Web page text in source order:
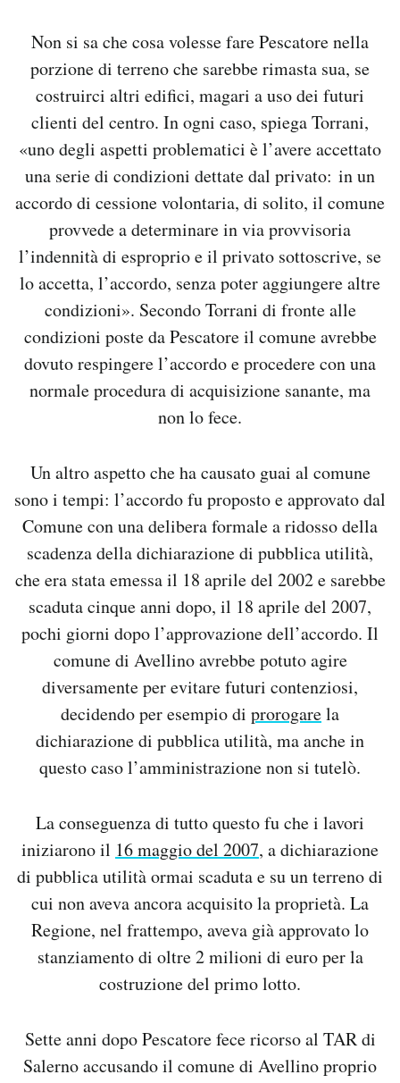
Non si sa che cosa volesse fare Pescatore nella
porzione di terreno che sarebbe rimasta sua, se
costruirci altri edifici, magari a uso dei futuri
clienti del centro. In ogni caso, spiega Torrani,
«uno degli aspetti problematici è l’avere accettato
una serie di condizioni dettate dal privato: in un
accordo di cessione volontaria, di solito, il comune
provvede a determinare in via provvisoria
l’indennità di esproprio e il privato sottoscrive, se
lo accetta, l’accordo, senza poter aggiungere altre
condizioni». Secondo Torrani di fronte alle
condizioni poste da Pescatore il comune avrebbe
dovuto respingere l’accordo e procedere con una
normale procedura di acquisizione sanante, ma
non lo fece.
Un altro aspetto che ha causato guai al comune
sono i tempi: l’accordo fu proposto e approvato dal
Comune con una delibera formale a ridosso della
scadenza della dichiarazione di pubblica utilità,
che era stata emessa il 18 aprile del 2002 e sarebbe
scaduta cinque anni dopo, il 18 aprile del 2007,
pochi giorni dopo l’approvazione dell’accordo. Il
comune di Avellino avrebbe potuto agire
diversamente per evitare futuri contenziosi,
decidendo per esempio di prorogarela
dichiarazione di pubblica utilità, ma anche in
questo caso l’amministrazione non si tutelò.
La conseguenza di tutto questo fu che i lavori
iniziarono il 16 maggio del 2007, a dichiarazione
di pubblica utilità ormai scaduta e su un terreno di
cui non aveva ancora acquisito la proprietà. La
Regione, nel frattempo, aveva già approvato lo
stanziamento di oltre 2 milioni di euro per la
costruzione del primo lotto.
Sette anni dopo Pescatore fece ricorso al TAR di
Salerno accusando il comune di Avellino proprio